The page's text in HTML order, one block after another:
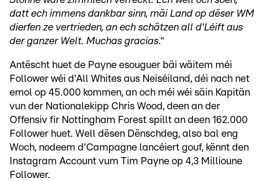
datt ech immens dankbar sinn, mäi Land op dëser WM
dierfen ze vertrieden, an ech schätzen all d'Léift aus
der ganzer Welt. Muchas gracias."
Antëscht huet de Payne esouguer bäi wäitem méi
Follower wéi d'All Whites aus Neiséiland, déi nach net
emol op 45.000 kommen, an och méi wéi säin Kapitän
vun der Nationalekipp Chris Wood, deen an der
Offensiv fir Nottingham Forest spillt an deen 162.000
Follower huet. Well dësen Dënschdeg, also bal eng
Woch, nodeem d'Campagne lancéiert gouf, kënnt den
Instagram Account vum Tim Payne op 4,3 Millioune
Follower.